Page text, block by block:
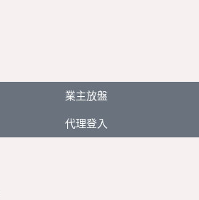
業主放盤
代理登入